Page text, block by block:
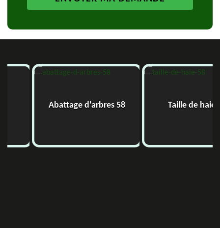
Abattage d'arbres 58 Taille de haie